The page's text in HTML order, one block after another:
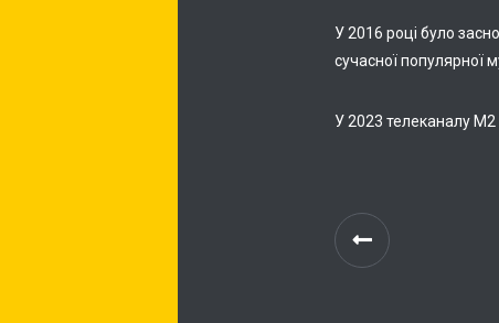
У 2016 році було
сучасної популярної
У 2023 телеканалу М2